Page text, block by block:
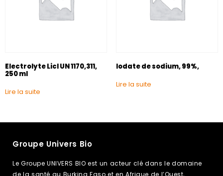
Electrolyte Licl UN 1170,311,
250 ml
Lire la suite
Iodate de sodium, 99%,
Lire la suite
Groupe Univers Bio
Le Groupe UNIVERS BIO est un acteur clé dans le domaine
de la santé au Burkina Faso et en Afrique de l’Ouest,